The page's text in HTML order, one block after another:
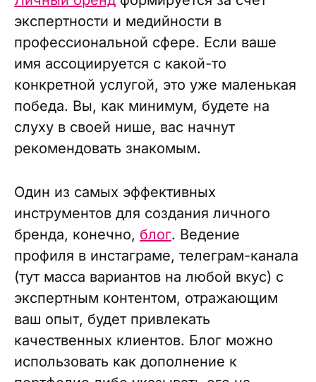
экспертности и медийности в
профессиональной сфере. Если ваше
имя ассоциируется с какой-то
конкретной услугой, это уже маленькая
победа. Вы, как минимум, будете на
слуху в своей нише, вас начнут
рекомендовать знакомым.
Один из самых эффективных
инструментов для создания личного
бренда, конечно, блог. Ведение
профиля в инстаграме, телеграм-канала
(тут масса вариантов на любой вкус) с
экспертным контентом, отражающим
ваш опыт, будет привлекать
качественных клиентов. Блог можно
использовать как дополнение к